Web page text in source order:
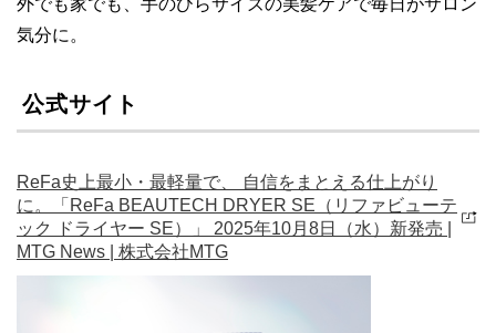
外でも家でも、手のひらサイズの美髪ケアで毎日がサロン
気分に。
公式サイト
ReFa史上最小・最軽量で、 自信をまとえる仕上がり
に。「ReFa BEAUTECH DRYER SE（リファビューテ
ック ドライヤー SE）」 2025年10月8日（水）新発売 |
MTG News | 株式会社MTG